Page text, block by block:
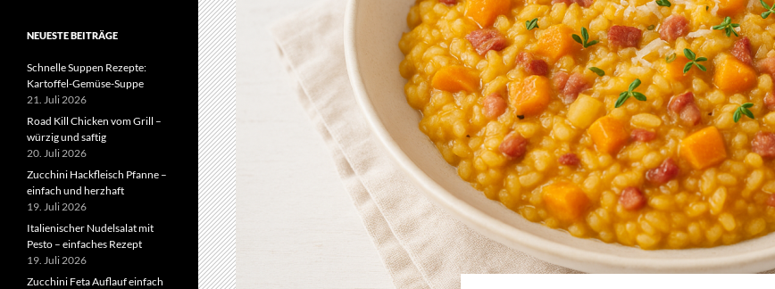
NEUESTE BEITRÄGE
Schnelle Suppen Rezepte:
Kartoffel-Gemüse-Suppe
21. Juli 2026
Road Kill Chicken vom Grill –
würzig und saftig
20. Juli 2026
Zucchini Hackfleisch Pfanne –
einfach und herzhaft
19. Juli 2026
Italienischer Nudelsalat mit
Pesto – einfaches Rezept
19. Juli 2026
Zucchini Feta Auflauf einfach